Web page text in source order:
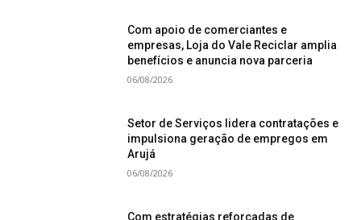
Com apoio de comerciantes e
empresas, Loja do Vale Reciclar amplia
benefícios e anuncia nova parceria
06/08/2026
Setor de Serviços lidera contratações e
impulsiona geração de empregos em
Arujá
06/08/2026
Com estratégias reforçadas de